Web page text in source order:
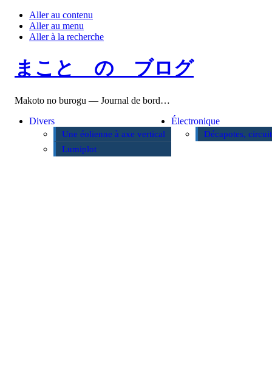
Aller au contenu
Aller au menu
Aller à la recherche
まこと の ブログ
Makoto no burogu — Journal de bord…
Divers
Une éolienne à axe vertical
Lumiplot
Électronique
Décapotes,